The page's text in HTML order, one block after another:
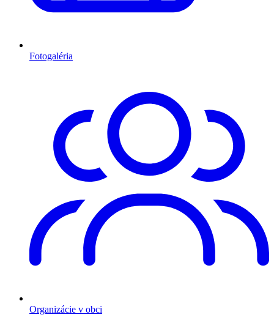
Fotogaléria
Organizácie v obci